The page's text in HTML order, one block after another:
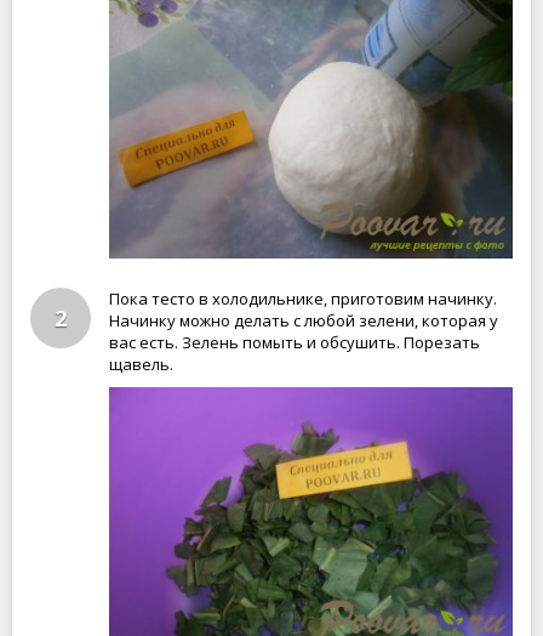
2
Пока тесто в холодильнике, приготовим начинку.
Начинку можно делать с любой зелени, которая у
вас есть. Зелень помыть и обсушить. Порезать
щавель.